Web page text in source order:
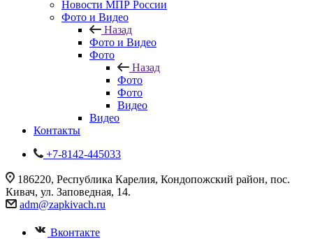
Новости МПР России
Фото и Видео
Назад
Фото и Видео
Фото
Назад
Фото
Фото
Видео
Видео
Контакты
+7-8142-445033
186220, Республика Карелия, Кондопожский район, пос.
Кивач, ул. Заповедная, 14.
adm@zapkivach.ru
Вконтакте